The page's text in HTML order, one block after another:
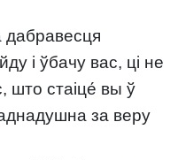
дабравесця
і ўбачу вас, ці не
што стаіце́ вы ў
за веру